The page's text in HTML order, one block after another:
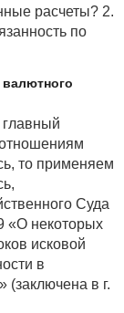
расчеты? 2.
по
то применяем
Суда
«О некоторых
исковой
в
(заключена в г.